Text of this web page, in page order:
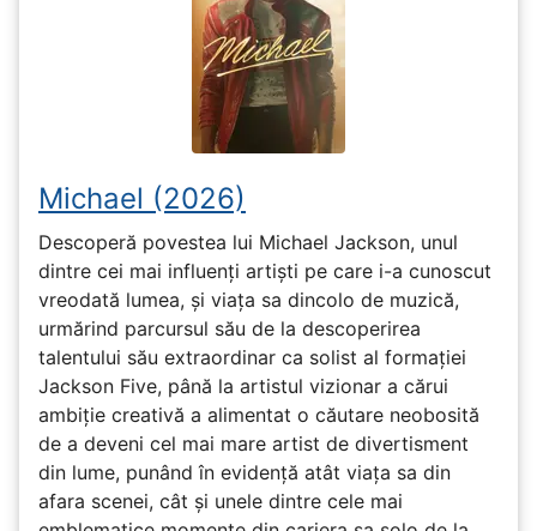
Michael (2026)
Descoperă povestea lui Michael Jackson, unul
dintre cei mai influenți artiști pe care i-a cunoscut
vreodată lumea, și viața sa dincolo de muzică,
urmărind parcursul său de la descoperirea
talentului său extraordinar ca solist al formației
Jackson Five, până la artistul vizionar a cărui
ambiție creativă a alimentat o căutare neobosită
de a deveni cel mai mare artist de divertisment
din lume, punând în evidență atât viața sa din
afara scenei, cât și unele dintre cele mai